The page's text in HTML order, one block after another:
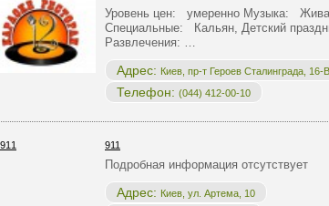
Уровень цен: умеренно Музыка:
Специальные: Кальян, Детский
Развлечения: …
Адрес: Киев, пр-т Героев Сталинграда, 16-В
Телефон: (044) 412-00-10
911
Подробная информация отсутствует
Адрес: Киев, ул. Артема, 10